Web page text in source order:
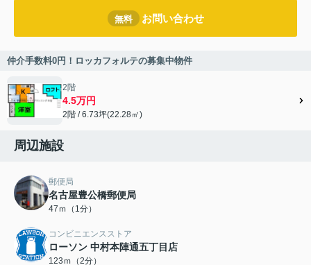
無料 お問い合わせ
仲介手数料0円！ロッカフォルテの募集中物件
2階
4.5万円
2階 / 6.73坪(22.28㎡)
周辺施設
郵便局
名古屋豊公橋郵便局
47ｍ（1分）
コンビニエンスストア
ローソン 中村本陣通五丁目店
123ｍ（2分）